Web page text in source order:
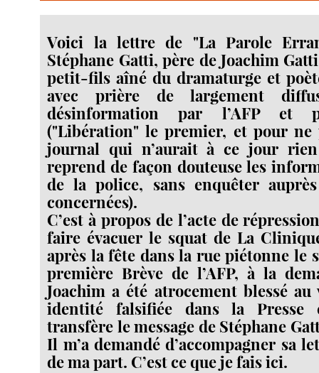
Voici la lettre de "La Parole
Stéphane Gatti, père de Joachim
petit-fils aîné du dramaturge et
avec prière de largement
désinformation par l’AFP et
("Libération" le premier, et pour ne
journal qui n’aurait à ce jour
reprend de façon douteuse les
de la police, sans enquêter
concernées).
C’est à propos de l’acte de
faire évacuer le squat de La
après la fête dans la rue piétonne le
première Brève de l’AFP, à la
Joachim a été atrocement blessé au
identité falsifiée dans la Presse
transfère le message de Stéphane
Il m’a demandé d’accompagner sa
de ma part. C’est ce que je fais ici.